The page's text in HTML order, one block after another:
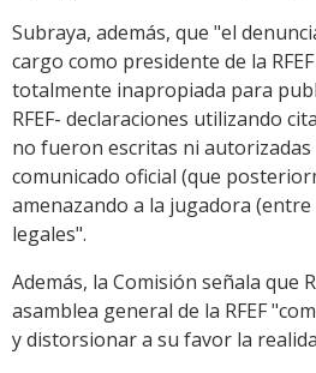
Subraya, además, que "el
cargo como presidente de la
totalmente inapropiada para
RFEF- declaraciones utilizando
no fueron escritas ni
comunicado oficial (que
amenazando a la jugadora
legales".
Además, la Comisión señala que
asamblea general de la RFEF
y distorsionar a su favor la